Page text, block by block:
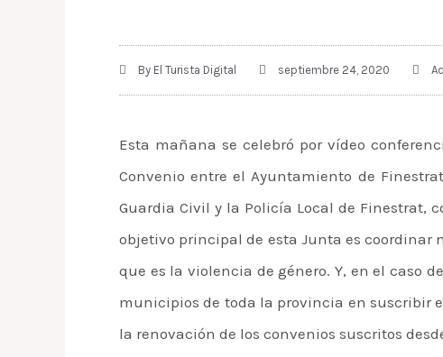
By El Turista Digital septiembre 24, 2020
Esta mañana se celebró por vídeo
Convenio entre el Ayuntamiento de
Guardia Civil y la Policía Local de Finestrat,
objetivo principal de esta Junta es coordinar
que es la violencia de género. Y, en el caso
municipios de toda la provincia en suscribir
la renovación de los convenios suscritos